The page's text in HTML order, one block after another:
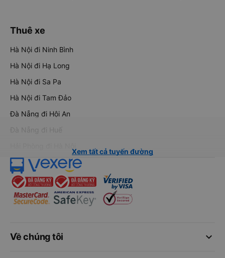
Thuê xe
Hà Nội đi Ninh Bình
Hà Nội đi Hạ Long
Hà Nội đi Sa Pa
Hà Nội đi Tam Đảo
Đà Nẵng đi Hội An
Đà Nẵng đi Huế
Xem tất cả tuyến đường
keyboard_arrow_down
Về chúng tôi